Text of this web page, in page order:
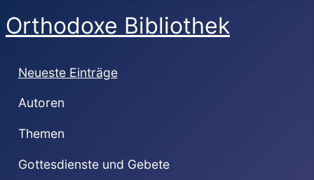
Orthodoxe Bibliothek
Neueste Einträge
Autoren
Themen
Gottesdienste und Gebete